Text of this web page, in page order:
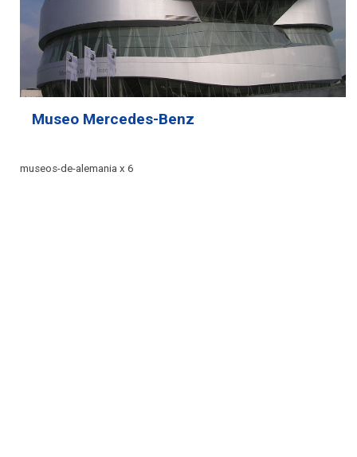
Museo Mercedes-Benz
museos-de-alemania x 6